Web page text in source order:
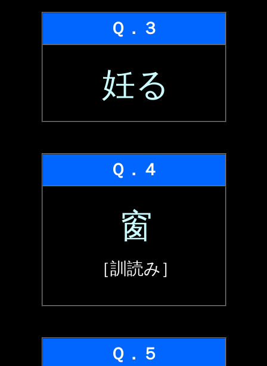
Ｑ．３
妊る
Ｑ．４
窗
［訓読み］
Ｑ．５